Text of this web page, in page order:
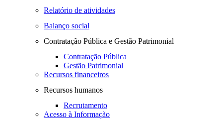
Relatório de atividades
Balanço social
Contratação Pública e Gestão Patrimonial
Contratação Pública
Gestão Patrimonial
Recursos financeiros
Recursos humanos
Recrutamento
Acesso à Informação